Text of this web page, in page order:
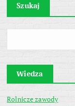
Szukaj
Wiedza
Rolnicze zawody